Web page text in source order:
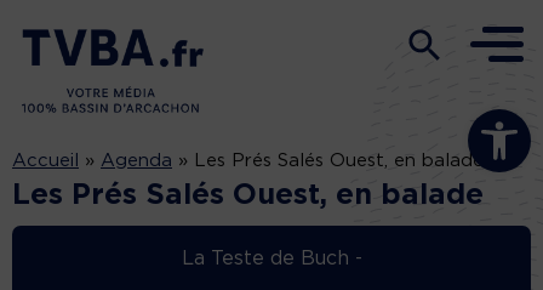
Ouvrir la
Accueil » Agenda » Les Prés Salés Ouest, en balade
Les Prés Salés Ouest, en balade
La Teste de Buch -